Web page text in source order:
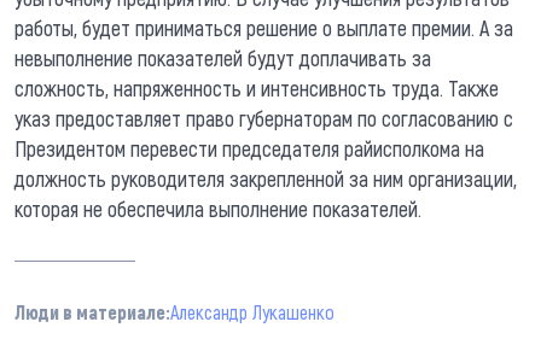
работы, будет приниматься решение о выплате премии. А за
невыполнение показателей будут доплачивать за
сложность, напряженность и интенсивность труда. Также
указ предоставляет право губернаторам по согласованию с
Президентом перевести председателя райисполкома на
должность руководителя закрепленной за ним организации,
которая не обеспечила выполнение показателей.
Люди в материале:Александр Лукашенко